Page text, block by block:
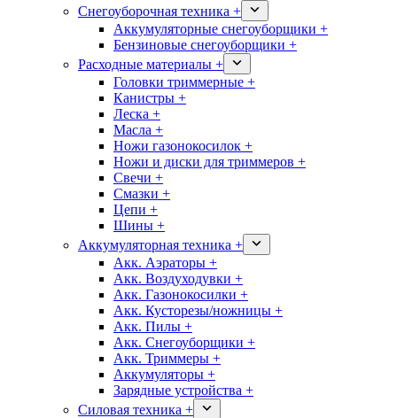
Снегоуборочная техника +
Аккумуляторные снегоуборщики +
Бензиновые снегоуборщики +
Расходные материалы +
Головки триммерные +
Канистры +
Леска +
Масла +
Ножи газонокосилок +
Ножи и диски для триммеров +
Свечи +
Смазки +
Цепи +
Шины +
Аккумуляторная техника +
Акк. Аэраторы +
Акк. Воздуходувки +
Акк. Газонокосилки +
Акк. Кусторезы/ножницы +
Акк. Пилы +
Акк. Снегоуборщики +
Акк. Триммеры +
Аккумуляторы +
Зарядные устройства +
Силовая техника +